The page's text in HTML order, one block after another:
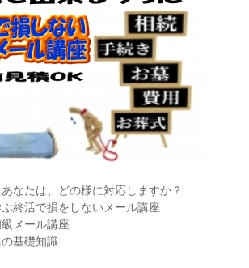
なたは、どの様に対応しますか？
終活で損をしないメール講座
メール講座
基礎知識